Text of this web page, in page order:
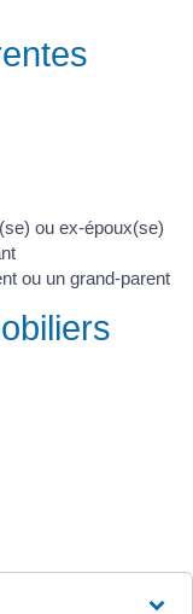
ou ex-époux(se)
ou un grand-parent